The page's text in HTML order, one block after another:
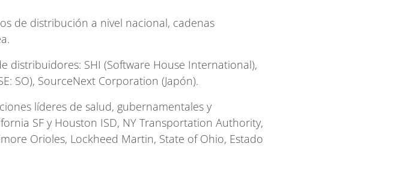
de distribución a nivel nacional, cadenas
distribuidores: SHI (Software House International),
SO), SourceNext Corporation (Japón).
líderes de salud, gubernamentales y
SF y Houston ISD, NY Transportation Authority,
Orioles, Lockheed Martin, State of Ohio, Estado